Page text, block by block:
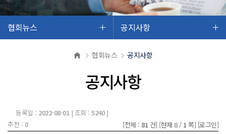
협회뉴스 공지사항
협회뉴스 공지사항
공지사항
등록일 : 2022-08-01 | 조회 : 5240|
추천 : 0 [전체 : 81 건] [현재 8 / 1 쪽] [로그인]